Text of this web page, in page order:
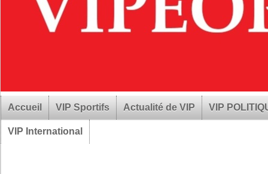
Accueil VIP Sportifs Actualité de VIP VIP
VIP International